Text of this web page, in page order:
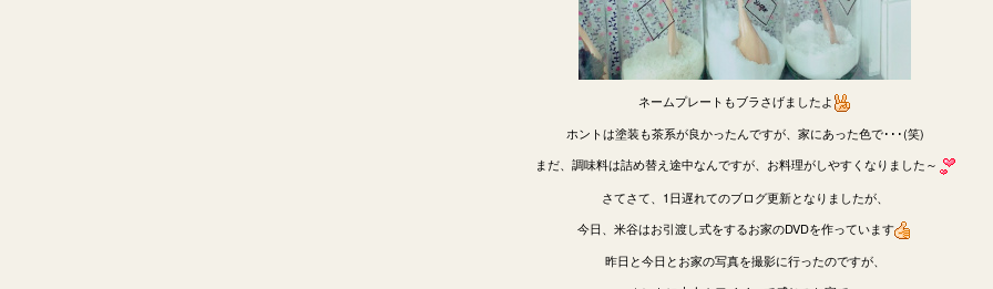
ネームプレートもブラさげましたよ
ホントは塗装も茶系が良かったんですが、家にあった色で･･･(笑)
まだ、調味料は詰め替え途中なんですが、お料理がしやすくなりました～
さてさて、1日遅れてのブログ更新となりましたが、
今日、米谷はお引渡し式をするお家のDVDを作っています
昨日と今日とお家の写真を撮影に行ったのですが、